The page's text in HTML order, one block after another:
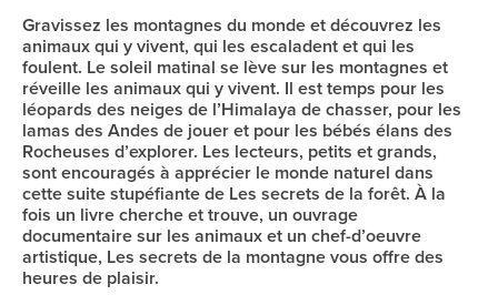
Gravissez les montagnes du monde et découvrez les
animaux qui y vivent, qui les escaladent et qui les
foulent. Le soleil matinal se lève sur les montagnes et
réveille les animaux qui y vivent. Il est temps pour les
léopards des neiges de l’Himalaya de chasser, pour les
lamas des Andes de jouer et pour les bébés élans des
Rocheuses d’explorer. Les lecteurs, petits et grands,
sont encouragés à apprécier le monde naturel dans
cette suite stupéfiante de Les secrets de la forêt. À la
fois un livre cherche et trouve, un ouvrage
documentaire sur les animaux et un chef-d’oeuvre
artistique, Les secrets de la montagne vous offre des
heures de plaisir.